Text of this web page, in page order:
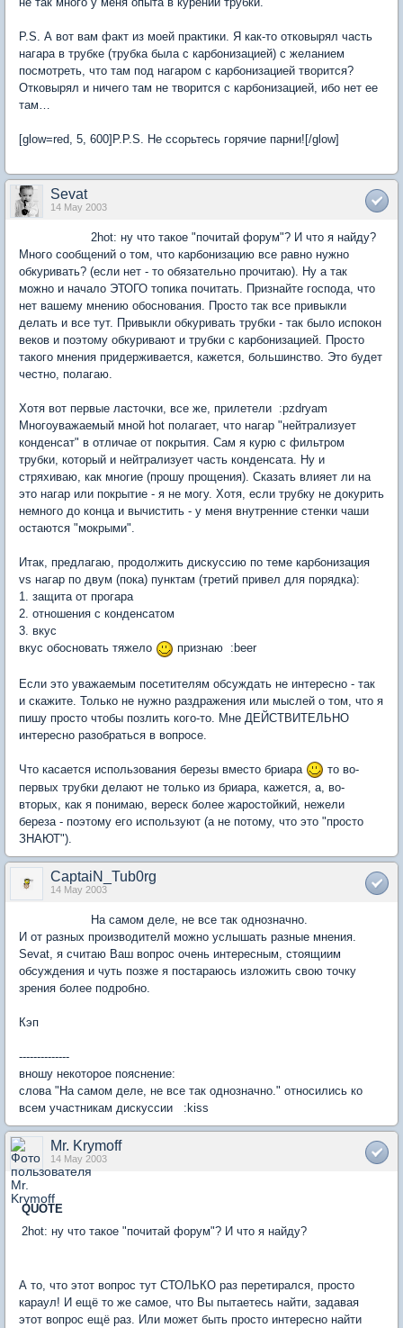
P.S. А вот вам факт из моей практики. Я как-то отковырял часть
нагара в трубке (трубка была с карбонизацией) с желанием
посмотреть, что там под нагаром с карбонизацией творится?
Отковырял и ничего там не творится с карбонизацией, ибо нет ее
там…
[glow=red, 5, 600]P.P.S. Не ссорьтесь горячие парни![/glow]
Sevat
14 May 2003
2hot: ну что такое "почитай форум"? И что я найду?
Много сообщений о том, что карбонизацию все равно нужно
обкуривать? (если нет - то обязательно прочитаю). Ну а так
можно и начало ЭТОГО топика почитать. Признайте господа, что
нет вашему мнению обоснования. Просто так все привыкли
делать и все тут. Привыкли обкуривать трубки - так было испокон
веков и поэтому обкуривают и трубки с карбонизацией. Просто
такого мнения придерживается, кажется, большинство. Это будет
честно, полагаю.
Хотя вот первые ласточки, все же, прилетели :pzdryam
Многоуважаемый мной hot полагает, что нагар "нейтрализует
конденсат" в отличае от покрытия. Сам я курю с фильтром
трубки, который и нейтрализует часть конденсата. Ну и
стряхиваю, как многие (прошу прощения). Сказать влияет ли на
это нагар или покрытие - я не могу. Хотя, если трубку не докурить
немного до конца и вычистить - у меня внутренние стенки чаши
остаются "мокрыми".
Итак, предлагаю, продолжить дискуссию по теме карбонизация
vs нагар по двум (пока) пунктам (третий привел для порядка):
1. защита от прогара
2. отношения с конденсатом
3. вкус
вкус обосновать тяжело
признаю :beer
Если это уважаемым посетителям обсуждать не интересно - так
и скажите. Только не нужно раздражения или мыслей о том, что я
пишу просто чтобы позлить кого-то. Мне ДЕЙСТВИТЕЛЬНО
интересно разобраться в вопросе.
Что касается использования березы вместо бриара
то во-
первых трубки делают не только из бриара, кажется, а, во-
вторых, как я понимаю, вереск более жаростойкий, нежели
береза - поэтому его используют (а не потому, что это "просто
ЗНАЮТ").
CaptaiN_Tub0rg
14 May 2003
На самом деле, не все так однозначно.
И от разных производителй можно услышать разные мнения.
Sevat, я считаю Ваш вопрос очень интересным, стоящиим
обсуждения и чуть позже я постараюсь изложить свою точку
зрения более подробно.
Кэп
--------------
вношу некоторое пояснение:
слова "На самом деле, не все так однозначно." относились ко
всем участникам дискуссии :kiss
Mr. Krymoff
14 May 2003
QUOTE
2hot: ну что такое "почитай форум"? И что я найду?
А то, что этот вопрос тут СТОЛЬКО раз перетирался, просто
караул! И ещё то же самое, что Вы пытаетесь найти, задавая
этот вопрос ещё раз. Или может быть просто интересно найти